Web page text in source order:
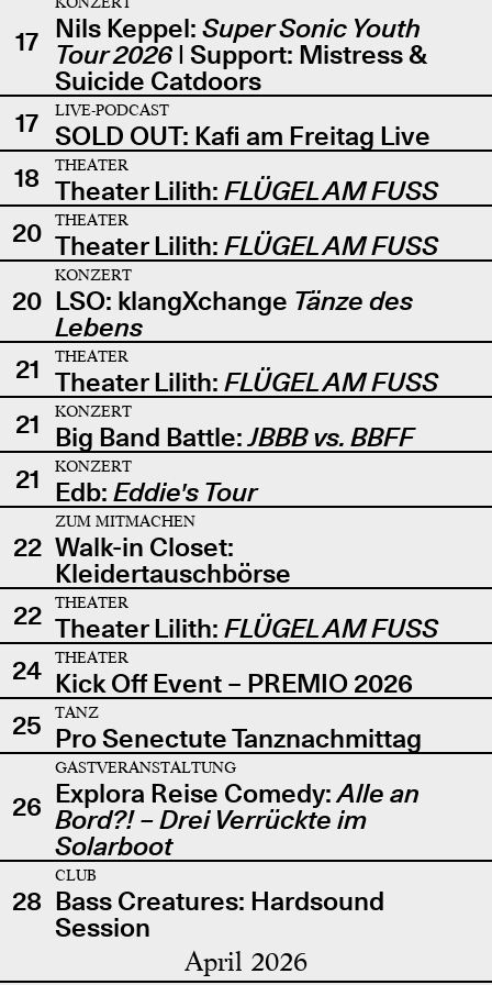
17 Nils Keppel: Super Sonic Youth
Tour 2026| Support: Mistress &
Suicide Catdoors
17
LIVE-PODCAST
SOLD OUT: Kafi am Freitag Live
18
THEATER
Theater Lilith: FLÜGEL AM FUSS
20
THEATER
Theater Lilith: FLÜGEL AM FUSS
20
KONZERT
LSO: klangXchange Tänze des
Lebens
21
THEATER
Theater Lilith: FLÜGEL AM FUSS
21
KONZERT
Big Band Battle:JBBB vs. BBFF
21
KONZERT
Edb: Eddie's Tour
22
ZUM MITMACHEN
Walk-in Closet:
Kleidertauschbörse
22
THEATER
Theater Lilith: FLÜGEL AM FUSS
24
THEATER
Kick Off Event – PREMIO 2026
25
TANZ
Pro Senectute Tanznachmittag
26
GASTVERANSTALTUNG
Explora Reise Comedy:Alle an
Bord?! – Drei Verrückte im
Solarboot
28
CLUB
Bass Creatures: Hardsound
Session
April 2026